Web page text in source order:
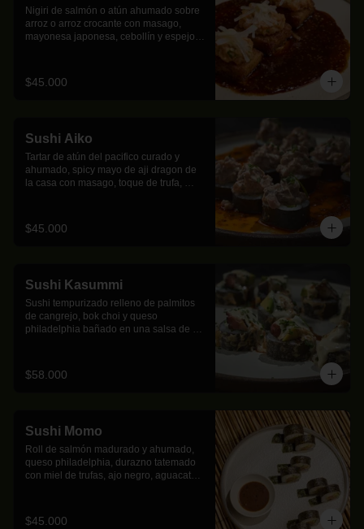
Nigiri de salmón o atún ahumado sobre
arroz o arroz crocante con masago,
mayonesa japonesa, cebollín y espejo
$45.000
Sushi Aiko
Tartar de atún del pacifico curado y
ahumado, spicy mayo de aji dragon de
la casa con masago, toque de trufa,
$45.000
Sushi Kasummi
Sushi tempurizado relleno de palmitos
de cangrejo, bok choi y queso
philadelphia bañado en una salsa de
$58.000
Sushi Momo
Roll de salmón madurado y ahumado,
queso philadelphia, durazno tatemado
con miel de trufas, ajo negro, aguacate y
$45.000